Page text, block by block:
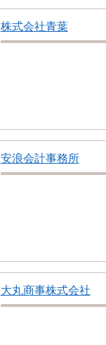
株式会社青葉
安浪会計事務所
大丸商事株式会社